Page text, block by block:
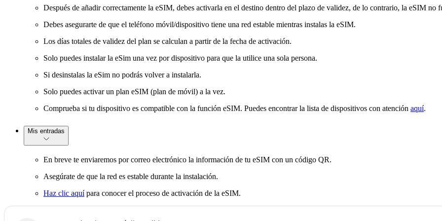
Después de añadir correctamente la eSIM, debes activarla en el destino dentro del plazo de validez, de lo contrario, la eSIM no
Debes asegurarte de que el teléfono móvil/dispositivo tiene una red estable mientras instalas la eSIM.
Los días totales de validez del plan se calculan a partir de la fecha de activación.
Solo puedes instalar la eSim una vez por dispositivo para que la utilice una sola persona.
Si desinstalas la eSim no podrás volver a instalarla.
Solo puedes activar un plan eSIM (plan de móvil) a la vez.
Comprueba si tu dispositivo es compatible con la función eSIM. Puedes encontrar la lista de dispositivos con atención aquí.
Mis entradas
En breve te enviaremos por correo electrónico la información de tu eSIM con un código QR.
Asegúrate de que la red es estable durante la instalación.
Haz clic aquípara conocer el proceso de activación de la eSIM.